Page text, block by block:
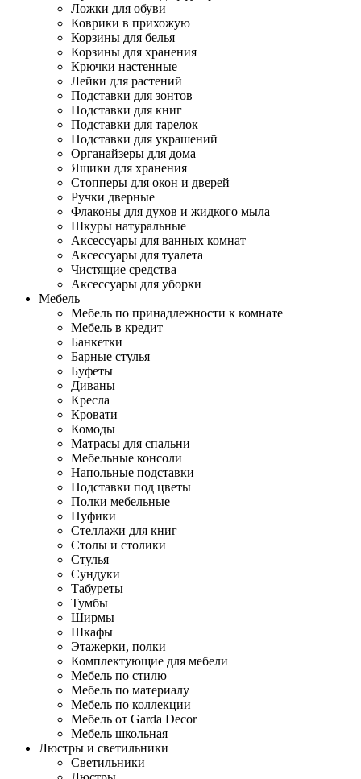
Ложки для обуви
Коврики в прихожую
Корзины для белья
Корзины для хранения
Крючки настенные
Лейки для растений
Подставки для зонтов
Подставки для книг
Подставки для тарелок
Подставки для украшений
Органайзеры для дома
Ящики для хранения
Стопперы для окон и дверей
Ручки дверные
Флаконы для духов и жидкого мыла
Шкуры натуральные
Аксессуары для ванных комнат
Аксессуары для туалета
Чистящие средства
Аксессуары для уборки
Мебель
Мебель по принадлежности к комнате
Мебель в кредит
Банкетки
Барные стулья
Буфеты
Диваны
Кресла
Кровати
Комоды
Матрасы для спальни
Мебельные консоли
Напольные подставки
Подставки под цветы
Полки мебельные
Пуфики
Стеллажи для книг
Столы и столики
Стулья
Сундуки
Табуреты
Тумбы
Ширмы
Шкафы
Этажерки, полки
Комплектующие для мебели
Мебель по стилю
Мебель по материалу
Мебель по коллекции
Мебель от Garda Decor
Мебель школьная
Люстры и светильники
Светильники